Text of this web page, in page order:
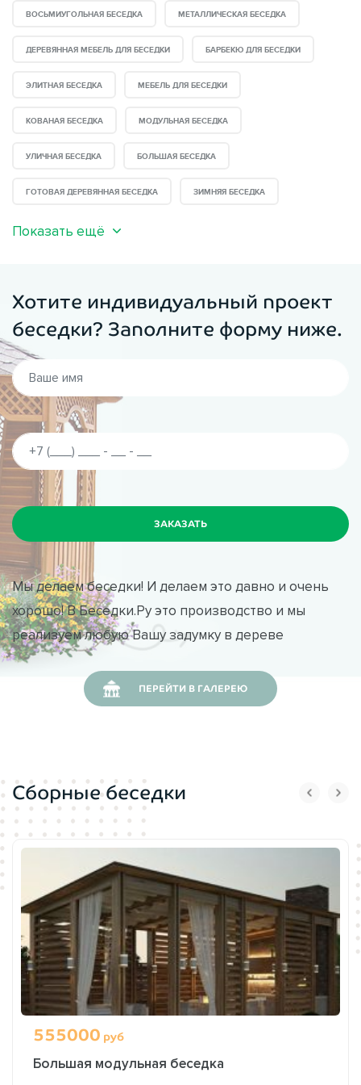
ВОСЬМИУГОЛЬНАЯ БЕСЕДКА МЕТАЛЛИЧЕСКАЯ БЕСЕДКА
ДЕРЕВЯННАЯ МЕБЕЛЬ ДЛЯ БЕСЕДКИ БАРБЕКЮ ДЛЯ БЕСЕДКИ
ЭЛИТНАЯ БЕСЕДКА МЕБЕЛЬ ДЛЯ БЕСЕДКИ
КОВАНАЯ БЕСЕДКА МОДУЛЬНАЯ БЕСЕДКА
УЛИЧНАЯ БЕСЕДКА БОЛЬШАЯ БЕСЕДКА
ГОТОВАЯ ДЕРЕВЯННАЯ БЕСЕДКА ЗИМНЯЯ БЕСЕДКА
Показать ещё
Хотите индивидуальный проект
беседки? Заполните форму ниже.
Мы делаем беседки! И делаем это давно и очень
хорошо! В Беседки.Ру это производство и мы
реализуем любую Вашу задумку в дереве
ПЕРЕЙТИ В ГАЛЕРЕЮ
Сборные беседки
555000 руб
Большая модульная беседка